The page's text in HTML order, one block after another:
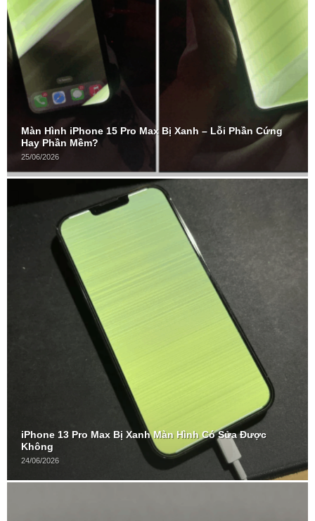
Màn Hình iPhone 15 Pro Max Bị Xanh – Lỗi Phần Cứng
Hay Phần Mềm?
25/06/2026
iPhone 13 Pro Max Bị Xanh Màn Hình Có Sửa Được
Không
24/06/2026